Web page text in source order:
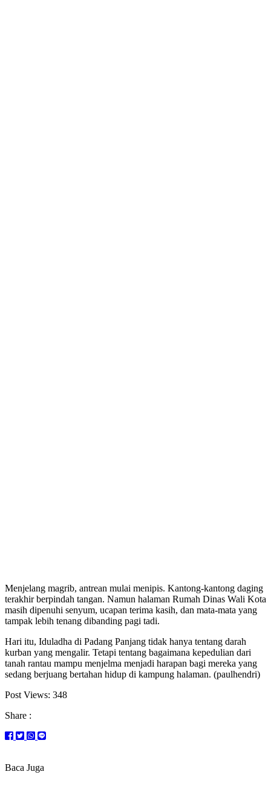
Menjelang magrib, antrean mulai menipis. Kantong-kantong daging
terakhir berpindah tangan. Namun halaman Rumah Dinas Wali Kota
masih dipenuhi senyum, ucapan terima kasih, dan mata-mata yang
tampak lebih tenang dibanding pagi tadi.
Hari itu, Iduladha di Padang Panjang tidak hanya tentang darah
kurban yang mengalir. Tetapi tentang bagaimana kepedulian dari
tanah rantau mampu menjelma menjadi harapan bagi mereka yang
sedang berjuang bertahan hidup di kampung halaman. (paulhendri)
Post Views: 348
Share :
Baca Juga